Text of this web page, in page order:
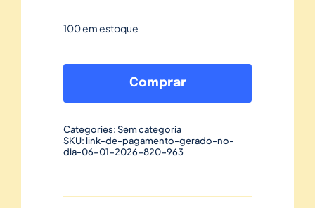
100 em estoque
de
no
dia
Comprar
Categories:Sem categoria
SKU: link-de-pagamento-gerado-no-
dia-06-01-2026-820-963